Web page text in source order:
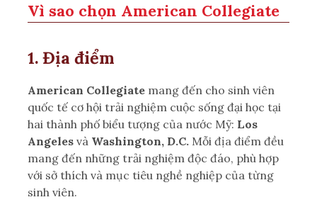
Vì sao chọn American Collegiate
1. Địa điểm
American Collegiate mang đến cho sinh viên
quốc tế cơ hội trải nghiệm cuộc sống đại học tại
hai thành phố biểu tượng của nước Mỹ: Los
Angeles và Washington, D.C. Mỗi địa điểm đều
mang đến những trải nghiệm độc đáo, phù hợp
với sở thích và mục tiêu nghề nghiệp của từng
sinh viên.